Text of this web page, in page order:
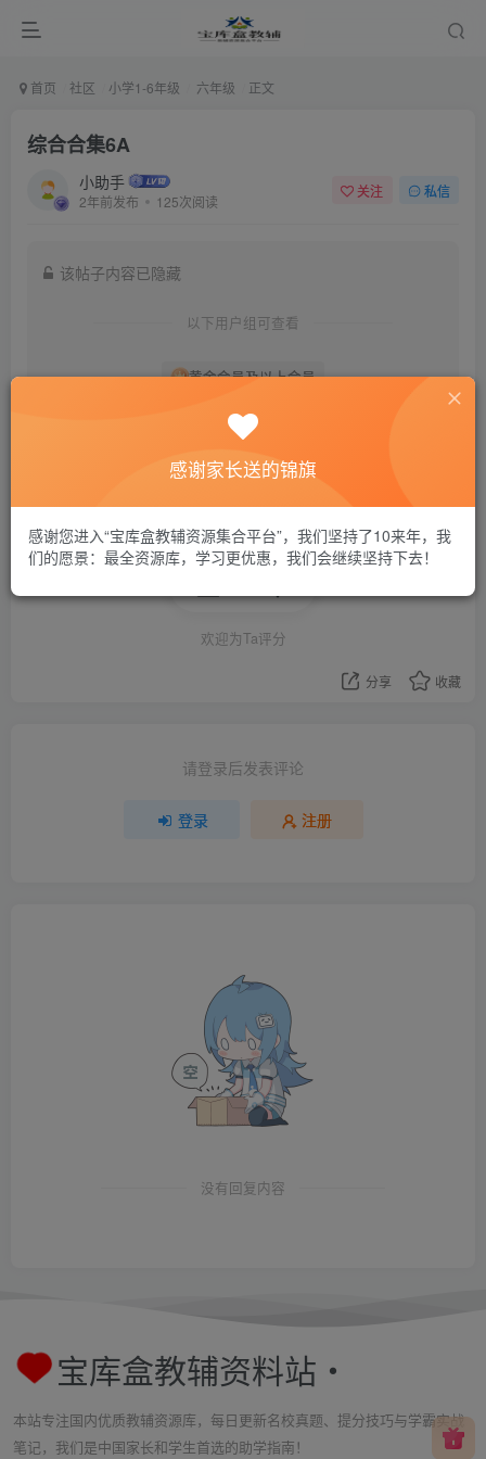
首页 社区 小学1-6年级 六年级 正文
综合合集6A
小助手
2年前发布 125次阅读
关注 私信
该帖子内容已隐藏
以下用户组可查看
黄金会员及以上会员
登录后查看我的权限
登录 注册
欢迎为Ta评分
分享 收藏
请登录后发表评论
登录 注册
没有回复内容
宝库盒教辅资料站・
本站专注国内优质教辅资源库，每日更新名校真题、提分技巧与学霸实战
笔记，我们是中国家长和学生首选的助学指南！
感谢家长送的锦旗
感谢您进入“宝库盒教辅资源集合平台”，我们坚持了10来年，我
们的愿景：最全资源库，学习更优惠，我们会继续坚持下去！